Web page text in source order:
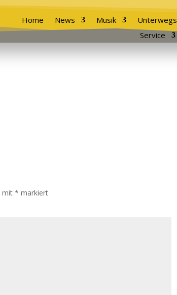
Home News Musik Unterwegs
Service
mit * markiert